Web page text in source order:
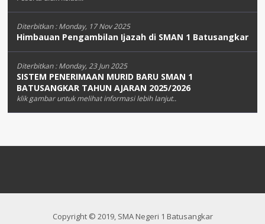
Diterbitkan :Monday, 17 Nov 2025
Himbauan Pengambilan Ijazah di SMAN 1 Batusangkar
Diterbitkan :Monday, 23 Jun 2025
SISTEM PENERIMAAN MURID BARU SMAN 1
BATUSANGKAR TAHUN AJARAN 2025/2026
klik gambar untuk melihat informasi lebih lanjut..
Copyright © 2019, SMA Negeri 1 Batusangkar